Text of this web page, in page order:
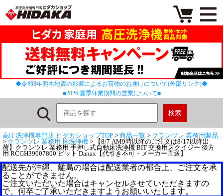
◆令和8年熊本地震の影響によるお荷物のお届けについて(外部リンク)◆
■2026 夏季休業期間の営業について■
高圧洗浄機専門店 ヒダカショップTOP > 商品一覧 > クランツレ 業務用製品
> クランツレ 業務用 床洗浄機 > 【8/7 AM9時以降のご注文は8/17以降出
荷】クランツレ 業務用 手押し式自動床洗浄機 BIT 交換用スクイジー 後方
用 RCGH39007800 ビット Danax【代引き不可・メーカー直送】
配送先が沖縄、離島の場合は配送業者の都合上、ご注文を承
ることができません。
ご注文いただいた場合はキャンセルさせていただきますの
で、何卒ご了承いただきますようお願いいたします。